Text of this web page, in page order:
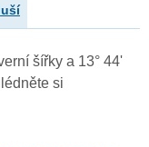
šířky a 13° 44'
si